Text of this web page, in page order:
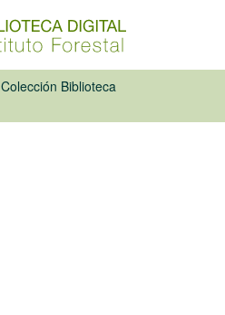
Colección Biblioteca